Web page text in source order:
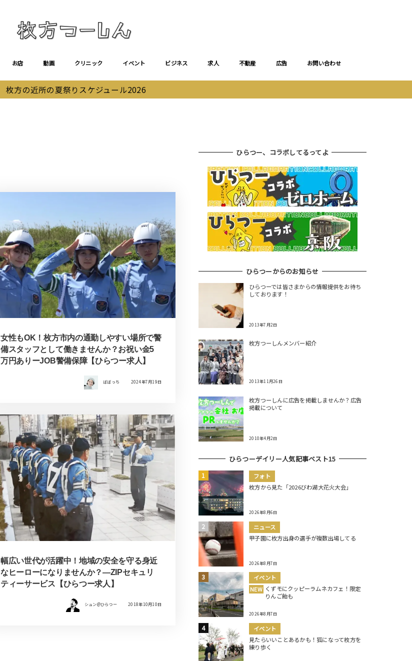
お店 動画 クリニック イベント ビジネス 求人 不動産 広告 お問い合わせ
枚方の近所の夏祭りスケジュール2026
女性もOK！枚方市内の通勤しやすい場所で警
備スタッフとして働きませんか？お祝い金5
万円ありーJOB警備保障【ひらつー求人】
ばばっち 2024年7月19日
幅広い世代が活躍中！地域の安全を守る身近
なヒーローになりませんか？―ZIPセキュリ
ティーサービス【ひらつー求人】
シュン@ひらつー 2018年10月10日
ひらつー、コラボしてるってよ
ひらつーからのお知らせ
ひらつーでは皆さまからの情報提供をお待ち
しております！
2013年7月2日
枚方つーしんメンバー紹介
2013年11月26日
枚方つーしんに広告を掲載しませんか？広告
掲載について
2010年4月2日
ひらつーデイリー人気記事ベスト15
フォト
枚方から見た「2026びわ湖大花火大会」
2026年8月6日
ニュース
甲子園に枚方出身の選手が複数出場してる
2026年8月7日
イベント
NEW くずモにクッピーラムネカフェ！限定
りんご飴も
2026年8月7日
イベント
見たらいいことあるかも！狐になって枚方を
練り歩く